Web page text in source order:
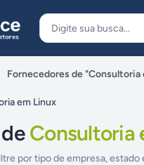
Fornecedores de "Consultoria
em Linux
Consultoria
por tipo de empresa,